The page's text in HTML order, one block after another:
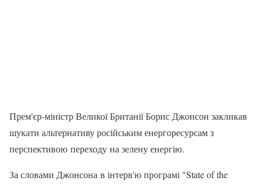
Прем'єр-міністр Великої Британії Борис Джонсон закликав
шукати альтернативу російським енергоресурсам з
перспективою переходу на зелену енергію.
За словами Джонсона в інтерв'ю програмі "State of the